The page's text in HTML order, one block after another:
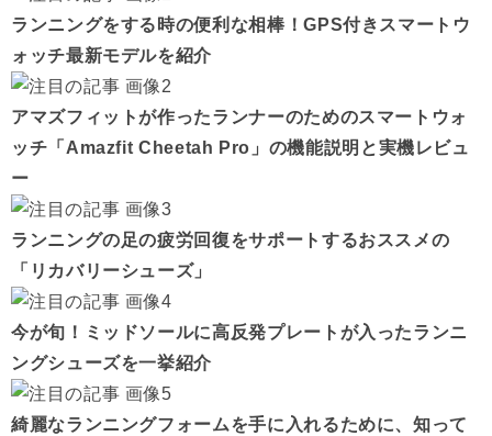
ランニングをする時の便利な相棒！GPS付きスマートウ
ォッチ最新モデルを紹介
アマズフィットが作ったランナーのためのスマートウォ
ッチ「Amazfit Cheetah Pro」の機能説明と実機レビュ
ー
ランニングの足の疲労回復をサポートするおススメの
「リカバリーシューズ」
今が旬！ミッドソールに高反発プレートが入ったランニ
ングシューズを一挙紹介
綺麗なランニングフォームを手に入れるために、知って